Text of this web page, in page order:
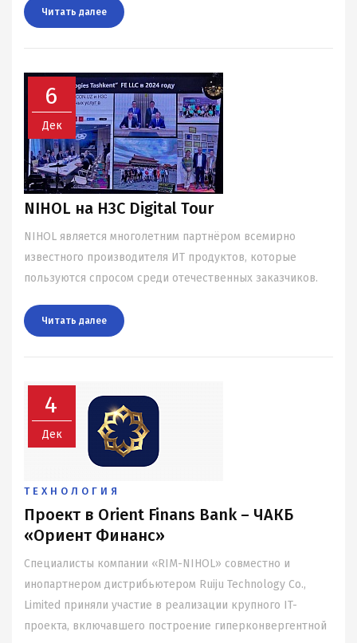
Читать далee
6
Дек
NIHOL на H3C Digital Tour
NIHOL является многолетним партнёром всемирно
известного производителя ИТ продуктов, которые
пользуются спросом среди отечественных заказчиков.
Читать далee
4
Дек
ТЕХНОЛОГИЯ
Проект в Orient Finans Bank – ЧАКБ
«Ориент Финанс»
Специалисты компании «RIM-NIHOL» совместно и
инопартнером дистрибьютером Ruiju Technology Co.,
Limited приняли участие в реализации крупного IT-
проекта, включавшего построение гиперконвергентной